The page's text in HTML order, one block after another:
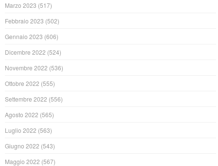
Marzo 2023 (517)
Febbraio 2023 (502)
Gennaio 2023 (606)
Dicembre 2022 (524)
Novembre 2022 (536)
Ottobre 2022 (555)
Settembre 2022 (556)
Agosto 2022 (565)
Luglio 2022 (563)
Giugno 2022 (543)
Maggio 2022 (567)